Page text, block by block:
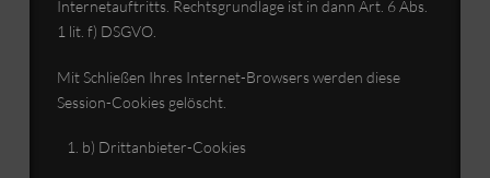
Internetauftritts. Rechtsgrundlage ist in dann Art. 6 Abs.
1 lit. f) DSGVO.
Mit Schließen Ihres Internet-Browsers werden diese
Session-Cookies gelöscht.
b) Drittanbieter-Cookies